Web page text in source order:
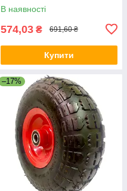
В наявності
574,03 ₴ 691,60 ₴
Купити
–17%